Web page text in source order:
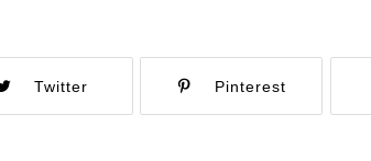
Twitter Pinterest